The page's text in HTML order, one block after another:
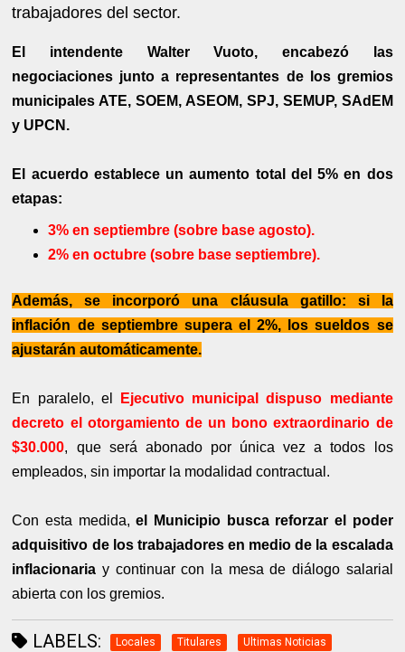
trabajadores del sector.
El intendente Walter Vuoto, encabezó las
negociaciones junto a representantes de los gremios
municipales ATE, SOEM, ASEOM, SPJ, SEMUP, SAdEM
y UPCN.
El acuerdo establece un aumento total del 5% en dos
etapas:
3% en septiembre (sobre base agosto).
2% en octubre (sobre base septiembre).
Además, se incorporó una cláusula gatillo: si la
inflación de septiembre supera el 2%, los sueldos se
ajustarán automáticamente.
En paralelo, el
Ejecutivo municipal dispuso mediante
decreto el otorgamiento de un bono extraordinario de
$30.000, que será abonado por única vez a todos los
empleados, sin importar la modalidad contractual.
Con esta medida,el Municipio busca reforzar el poder
adquisitivo de los trabajadores en medio de la escalada
inflacionaria y continuar con la mesa de diálogo salarial
abierta con los gremios.
LABELS: Locales Titulares Ultimas Noticias